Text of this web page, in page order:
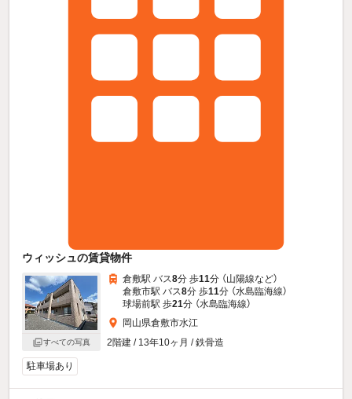
ウィッシュの賃貸物件
すべての写真
倉敷駅 バス8分 歩11分 （山陽線など）
倉敷市駅 バス8分 歩11分 （水島臨海線）
球場前駅 歩21分 （水島臨海線）
岡山県倉敷市水江
2階建 / 13年10ヶ月 / 鉄骨造
駐車場あり